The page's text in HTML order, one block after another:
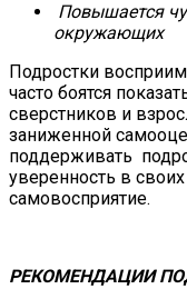
Повышается
окружающих
Подростки
часто боятся
сверстников и
заниженной
поддерживать
уверенность в
самовосприятие.
РЕКОМЕНДАЦИИ